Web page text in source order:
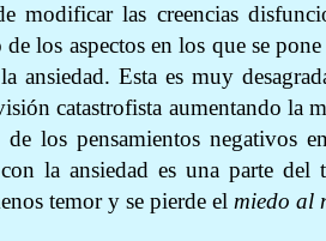
modificar las creencias
de los aspectos en los que se
ansiedad. Esta es muy
catastrofista aumentando la
los pensamientos negativos
la ansiedad es una parte del
temor y se pierde elmiedo al